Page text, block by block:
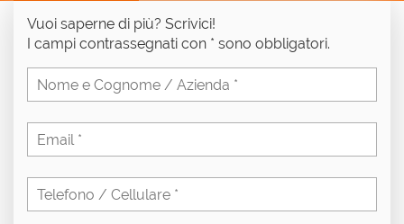
Vuoi saperne di più? Scrivici!
I campi contrassegnati con * sono obbligatori.